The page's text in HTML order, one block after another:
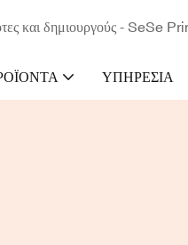
και δημιουργούς - SeSe
ΥΠΗΡΕΣΊΑ